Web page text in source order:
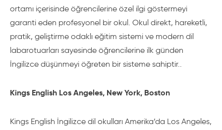
ortamı içerisinde öğrencilerine özel ilgi göstermeyi
garanti eden profesyonel bir okul. Okul direkt, hareketli,
pratik, geliştirme odaklı eğitim sistemi ve modern dil
labarotuarları sayesinde öğrencilerine ilk günden
İngilizce düşünmeyi öğreten bir sisteme sahiptir..
Kings English Los Angeles, New York, Boston
Kings English İngilizce dil okulları Amerika’da Los Angeles,